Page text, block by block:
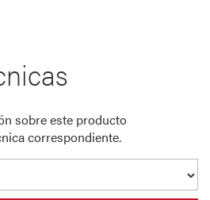
sobre este producto
correspondiente.